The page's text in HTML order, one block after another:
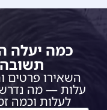
כמה יעלה
תשובה
השאירו פרטים
עלות — מה נדרש
לעלות וכמה